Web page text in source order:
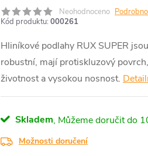
Neohodnoceno
Kód produktu: 000261
Hliníkové podlahy RUX SUPER
robustní, mají protiskluzový
životnost a vysokou nosnost.
Skladem
Možnosti doručení